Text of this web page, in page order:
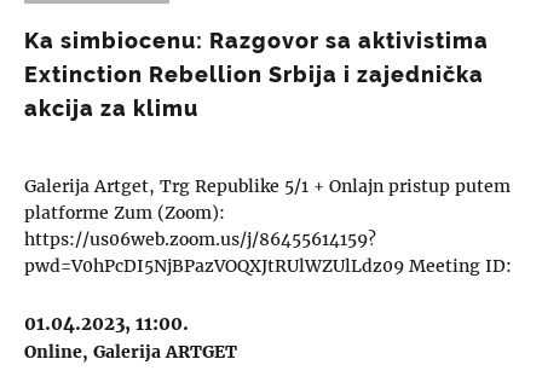
Ka simbiocenu: Razgovor sa aktivistima
Extinction Rebellion Srbija i zajednička
akcija za klimu
Galerija Artget, Trg Republike 5/1 + Onlajn pristup putem
platforme Zum (Zoom):
https://us06web.zoom.us/j/86455614159?
pwd=V0hPcDI5NjBPazVOQXJtRUlWZUlLdz09 Meeting ID:
01.04.2023, 11:00.
Online Galerija ARTGET